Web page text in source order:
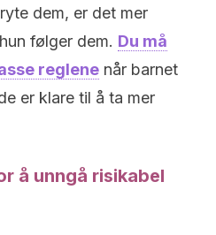
dem, er det mer
følger dem. Du må
reglene når barnet
er klare til å ta mer
å unngå risikabel